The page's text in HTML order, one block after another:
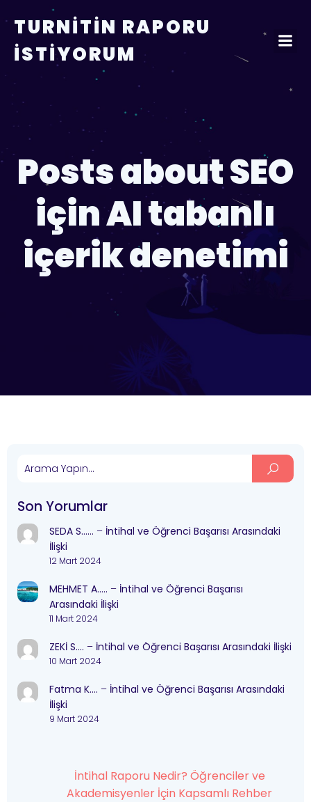
TURNITIN RAPORU
İSTIYORUM
Posts about SEO
için AI tabanlı
içerik denetimi
Son Yorumlar
SEDA S…… – İntihal ve Öğrenci Başarısı Arasındaki
İlişki
12 Mart 2024
MEHMET A….. – İntihal ve Öğrenci Başarısı
Arasındaki İlişki
11 Mart 2024
ZEKİ S…. – İntihal ve Öğrenci Başarısı Arasındaki İlişki
10 Mart 2024
Fatma K…. – İntihal ve Öğrenci Başarısı Arasındaki
İlişki
9 Mart 2024
İntihal Raporu Nedir? Öğrenciler ve
Akademisyenler İçin Kapsamlı Rehber